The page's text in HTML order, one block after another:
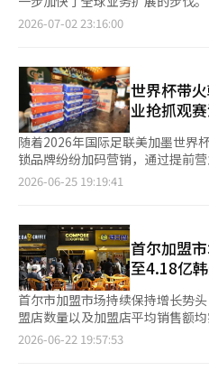
当地销售网络。 蒙古成为K-食品企业的战略市场的背景在于已经
建立的韩国企业的分销网络。目前
下）和韩流的传播，使得韩国品
认为是蒙古人留学和就业最多的国家之一。 韩国
从2021年的3.9亿美元扩大到去年
口在最近五年（2020-2025年）
快速增长。 行业人士表示：“在K-食品全球市场扩展成为重要课
题的背景下，蒙古作为中亚市场
升。”
据当地消费特征和区域商业特点
南亚市场的攻势。BBQ目前在57
中心，持续扩大品牌据点，进一
我们将继续围绕主要城市的战略
东南亚市场。”※ 本报道经人工
产品的存放和使用情况、以及防
准的遵守情况。同时，也将检查
可能被食物中毒菌污染的鸡蛋，
食品药品监督管理局计划在检查
紫菜包饭、吐司等160多种熟食
督管理局表示：“对于违规的商家
持续加强对外卖食品的卫生和安
（AI）系统翻译与编辑。
许经营协议，建立了业务基础。
业消费者聚集的地区。第一家门
近的住宅和商业综合体内。第二
全球餐饮品牌集中的核心餐饮区，便
门店都以休闲餐饮氛围的快餐形
方米（90个座位），科拉曼加拉
位），主要面向职场人士和家庭客户。 门店提供包括黄
秘密调料等代表性鸡肉菜单，以
K-食品餐点。 同时也考虑到了当地消费者的特点。所有鸡肉菜单
者推出了素食汉堡和黄金花椰菜等素食菜单。
口，餐饮市场正在快速增长。随
人中，K-食品的需求不断上升，
和定制菜单来扎根于市场。 BBQ相关人士表示：“印度是一个具
有高成长潜力的全球市场，我们
者特点的菜单和运营策略，进一步扩大
在全球57个国家运营着800多家
（AI）系统翻译与编辑。
2026-07-02 23:16:00
世界杯带
业抢抓观
随着2026年国际足联美加墨世界
锁品牌纷纷加码营销，通过提前
抢抓“世界杯经济”。尽管韩国队
（BBQ）在韩国队比赛当天将官
并同步推出“黑色星期五”优惠及
牌BHC则以直营门店为主，在比
（Kyochon）和贡乃烤鸡（
扣、积分活动等吸引消费者。 业界积极投入营销的背后，是世界
杯带来的实际销售增长。运营
示，本月19日韩国队对阵墨西哥
销售额较前一周同期增长约4.5倍
2026-06-25 19:19:41
首尔加盟
至4.18亿
首尔市加盟市场持续保持增长势
盟店数量以及加盟店平均销售额均实现增长。 据
的《2025年加盟事业登记现状》
2026-06-22 19:57:53